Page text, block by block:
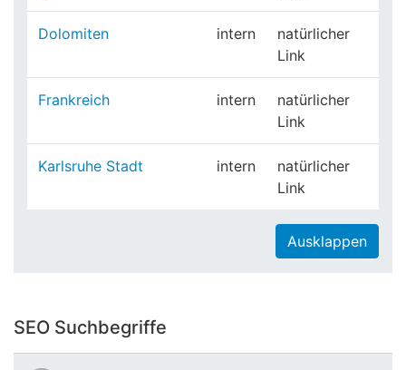
Dolomiten intern
natürlicher
Link
Frankreich intern
natürlicher
Link
Karlsruhe Stadt intern
natürlicher
Link
Ausklappen
SEO Suchbegriffe